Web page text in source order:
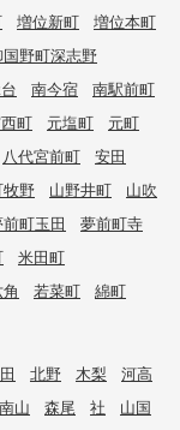
増位新町
増位本町
国野町深志野
南今宿
南駅前町
町 元塩町
元町
八代宮前町
安田
牧野 山野井町
山吹
町玉田
夢前町寺
米田町
若菜町 綿町
北野 木梨
河高
南山 森尾 社 山国